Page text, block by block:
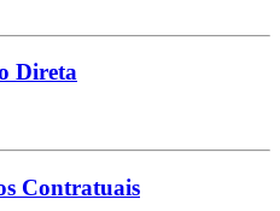
Direta
Contratuais